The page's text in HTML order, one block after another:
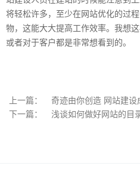
将轻松许多，至少在网站优化的过
物，这能大大提高工作效率。我想
或者对于客户都是非常想看到的。
上一篇：
奇迹由你创造 网站建设
下一篇：
浅谈如何做好网站的目